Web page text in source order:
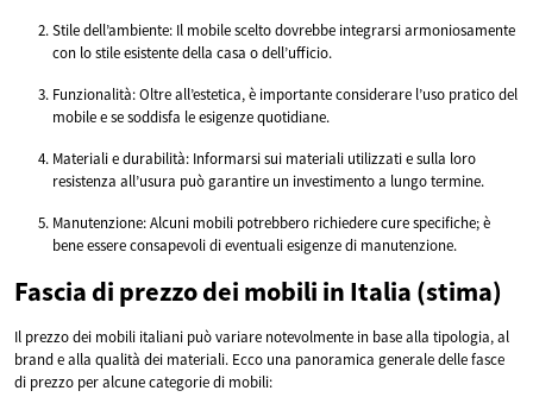
Stile dell’ambiente: Il mobile scelto dovrebbe integrarsi armoniosamente
con lo stile esistente della casa o dell’ufficio.
Funzionalità: Oltre all’estetica, è importante considerare l’uso pratico del
mobile e se soddisfa le esigenze quotidiane.
Materiali e durabilità: Informarsi sui materiali utilizzati e sulla loro
resistenza all’usura può garantire un investimento a lungo termine.
Manutenzione: Alcuni mobili potrebbero richiedere cure specifiche; è
bene essere consapevoli di eventuali esigenze di manutenzione.
Fascia di prezzo dei mobili in Italia (stima)
Il prezzo dei mobili italiani può variare notevolmente in base alla tipologia, al
brand e alla qualità dei materiali. Ecco una panoramica generale delle fasce
di prezzo per alcune categorie di mobili: